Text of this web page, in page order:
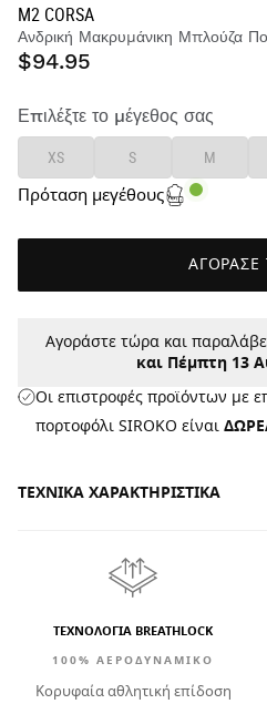
M2 CORSA
Ανδρική Μακρυμάνικη Μπλούζα
$94.95
Επιλέξτε το μέγεθος σας
XS
S M
Πρόταση μεγέθους
ΑΓΟΡΑΣΕ
Οι επιστροφές προϊόντων με
πορτοφόλι SIROKO είναι
Αγοράστε τώρα και
και Πέμπτη 13
ΤΕΧΝΙΚΆ ΧΑΡΑΚΤΗΡΙΣΤΙΚΆ
ΤΕΧΝΟΛΟΓΙΑ BREATHLOCK
100% ΑΕΡΟΔΥΝΑΜΙΚΟ
Κορυφαία αθλητική επίδοση